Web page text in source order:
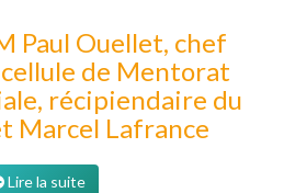
Paul Ouellet, chef
de Mentorat
récipiendaire du
Marcel Lafrance
Lire la suite